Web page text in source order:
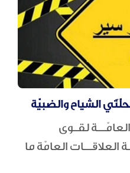
الشياح والضبيّة
لقـوى
العلاقــات العامّة ما